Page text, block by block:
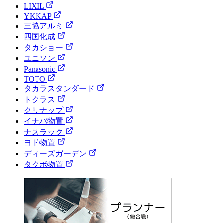
LIXIL
YKKAP
三協アルミ
四国化成
タカショー
ユニソン
Panasonic
TOTO
タカラスタンダード
トクラス
クリナップ
イナバ物置
ナスラック
ヨド物置
ディーズガーデン
タクボ物置